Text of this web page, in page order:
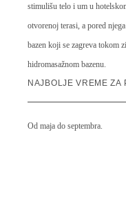
stimulišu telo i um u
otvorenoj terasi, a pored
bazen koji se zagreva tokom
hidromasažnom bazenu.
NAJBOLJE VREME ZA
Od maja do septembra.